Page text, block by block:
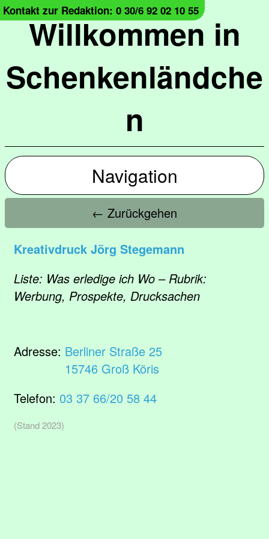
Willkommen in
Schenkenländche
n
Kontakt zur Redaktion: 0 30/6 92 02 10 55
Navigation
← Zurückgehen
Kreativdruck Jörg Stegemann
Liste: Was erledige ich Wo – Rubrik:
Werbung, Prospekte, Drucksachen
Adresse: Berliner Straße 25
15746 Groß Köris
Telefon: 03 37 66/20 58 44
(Stand 2023)